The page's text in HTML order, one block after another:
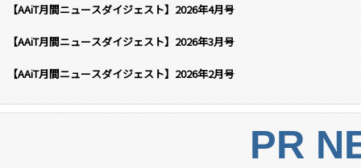
【AAiT月間ニュースダイジェスト】2026年4月号
【AAiT月間ニュースダイジェスト】2026年3月号
【AAiT月間ニュースダイジェスト】2026年2月号
PR